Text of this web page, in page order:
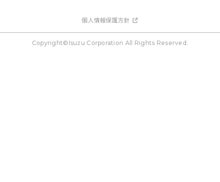
個人情報保護方針
Copyright©Isuzu Corporation All Rights Reserved.